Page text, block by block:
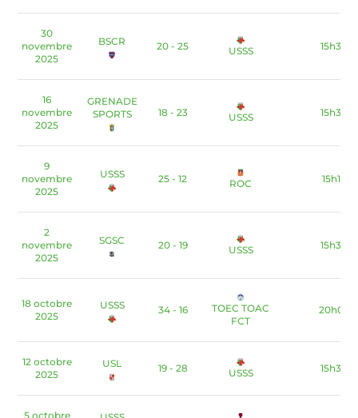
30
novembre
2025
BSCR 20 - 25 USSS 15h30
16
novembre
2025
GRENADE
SPORTS
18 - 23 USSS 15h30
9
novembre
2025
USSS 25 - 12 ROC 15h15
2
novembre
2025
SGSC 20 - 19 USSS 15h30
18 octobre
2025
USSS 34 - 16
TOEC TOAC
FCT
20h00
12 octobre
2025
USL 19 - 28 USSS 15h30
5 octobre